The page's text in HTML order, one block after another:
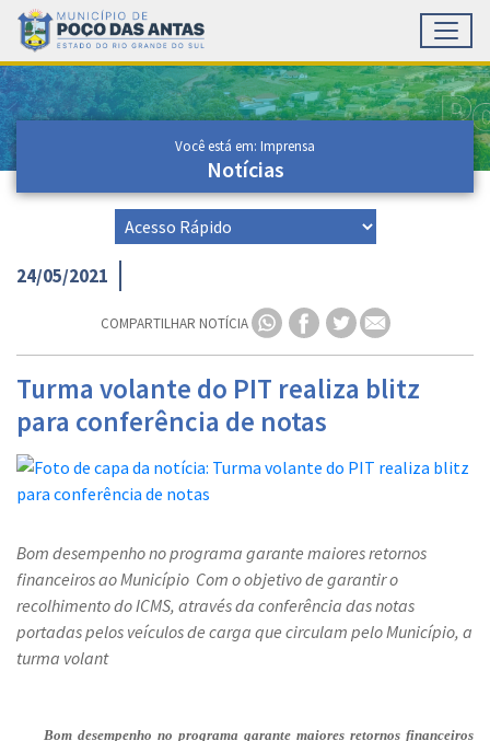
Ir para conteúdo principal
Conteúdo Principal
Você está em: Imprensa
Notícias
24/05/2021
COMPARTILHAR NOTÍCIA
Turma volante do PIT realiza blitz
para conferência de notas
Bom desempenho no programa garante maiores retornos
financeiros ao Município Com o objetivo de garantir o
recolhimento do ICMS, através da conferência das notas
portadas pelos veículos de carga que circulam pelo Município, a
turma volant
Bom desempenho no programa garante maiores retornos financeiros